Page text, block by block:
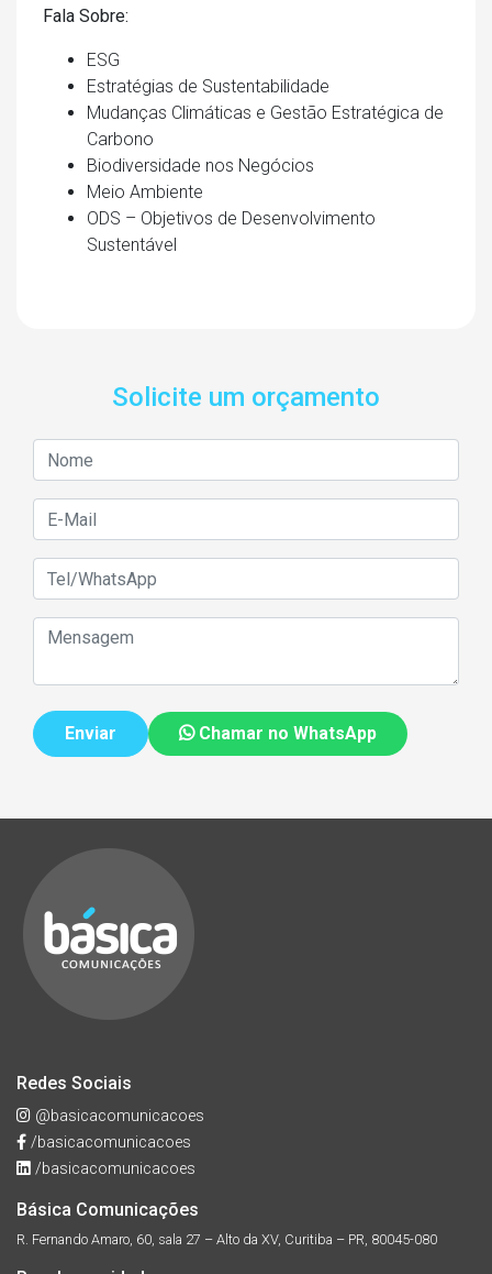
Fala Sobre:
ESG
Estratégias de Sustentabilidade
Mudanças Climáticas e Gestão Estratégica de
Carbono
Biodiversidade nos Negócios
Meio Ambiente
ODS – Objetivos de Desenvolvimento
Sustentável
Solicite um orçamento
Chamar no WhatsApp
Redes Sociais
@basicacomunicacoes
/basicacomunicacoes
/basicacomunicacoes
Básica Comunicações
R. Fernando Amaro, 60, sala 27 – Alto da XV, Curitiba – PR, 80045-080